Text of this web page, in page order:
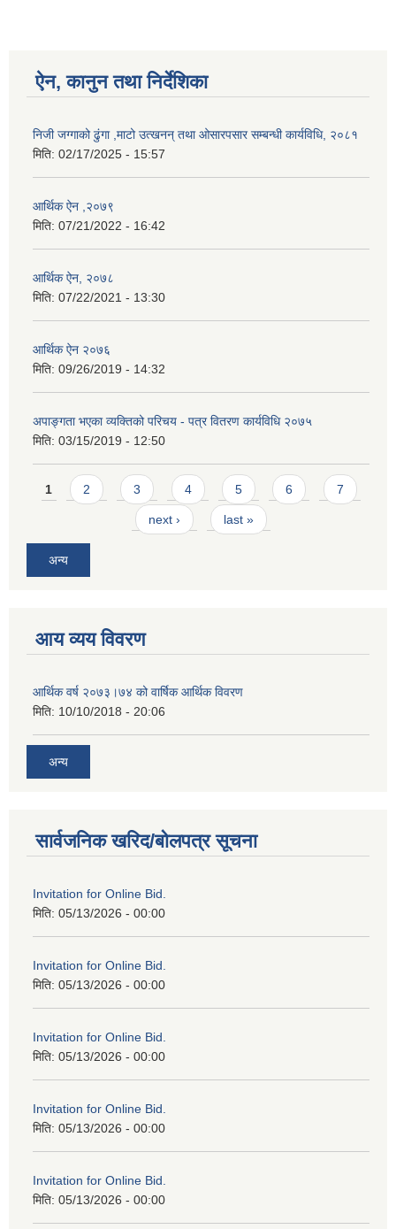
ऐन, कानुन तथा निर्देशिका
निजी जग्गाको ढुंगा ,माटो उत्खनन् तथा ओसारपसार सम्बन्धी कार्यविधि, २०८१
मिति: 02/17/2025 - 15:57
आर्थिक ऐन ,२०७९
मिति: 07/21/2022 - 16:42
आर्थिक ऐन, २०७८
मिति: 07/22/2021 - 13:30
आर्थिक ऐन २०७६
मिति: 09/26/2019 - 14:32
अपाङ्गता भएका व्यक्तिको परिचय - पत्र वितरण कार्यविधि २०७५
मिति: 03/15/2019 - 12:50
Pages
1 2 3 4 5 6 7
next › last »
अन्य
आय व्यय विवरण
आर्थिक वर्ष २०७३।७४ को वार्षिक आर्थिक विवरण
मिति: 10/10/2018 - 20:06
अन्य
सार्वजनिक खरिद/बोलपत्र सूचना
Invitation for Online Bid.
मिति: 05/13/2026 - 00:00
Invitation for Online Bid.
मिति: 05/13/2026 - 00:00
Invitation for Online Bid.
मिति: 05/13/2026 - 00:00
Invitation for Online Bid.
मिति: 05/13/2026 - 00:00
Invitation for Online Bid.
मिति: 05/13/2026 - 00:00